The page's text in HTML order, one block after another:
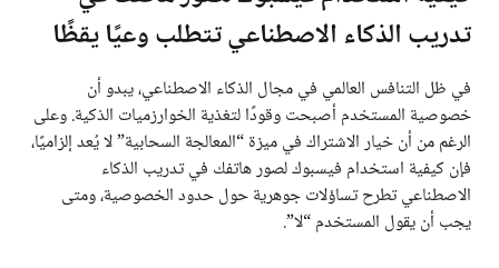
تدريب الذكاء الاصطناعي تتطلب وعيًا يقظًا
في ظل التنافس العالمي في مجال الذكاء الاصطناعي، يبدو أن
خصوصية المستخدم أصبحت وقودًا لتغذية الخوارزميات الذكية. وعلى
الرغم من أن خيار الاشتراك في ميزة “المعالجة السحابية” لا يُعد إلزاميًا،
فإن كيفية استخدام فيسبوك لصور هاتفك في تدريب الذكاء
الاصطناعي تطرح تساؤلات جوهرية حول حدود الخصوصية، ومتى
يجب أن يقول المستخدم “لا”.